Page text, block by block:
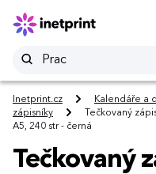
Inetprint.cz Kalendáře a
zápisníky
Tečkovaný
A5, 240 str - černá
Tečkovaný